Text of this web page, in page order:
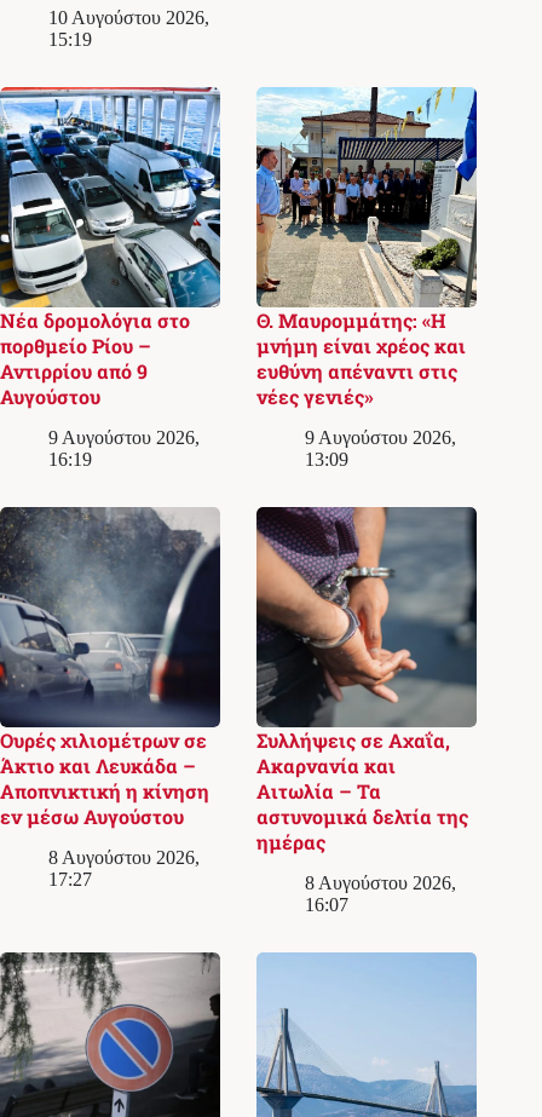
10 Αυγούστου 2026,
15:19
Νέα δρομολόγια στο
πορθμείο Ρίου –
Αντιρρίου από 9
Αυγούστου
9 Αυγούστου 2026,
16:19
Θ. Μαυρομμάτης: «Η
μνήμη είναι χρέος και
ευθύνη απέναντι στις
νέες γενιές»
9 Αυγούστου 2026,
13:09
Ουρές χιλιομέτρων σε
Άκτιο και Λευκάδα –
Αποπνικτική η κίνηση
εν μέσω Αυγούστου
8 Αυγούστου 2026,
17:27
Συλλήψεις σε Αχαΐα,
Ακαρνανία και
Αιτωλία – Τα
αστυνομικά δελτία της
ημέρας
8 Αυγούστου 2026,
16:07